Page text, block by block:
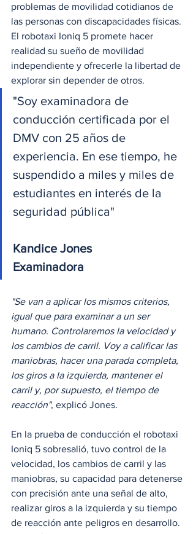
problemas de movilidad cotidianos de
las personas con discapacidades físicas.
El robotaxi Ioniq 5 promete hacer
realidad su sueño de movilidad
independiente y ofrecerle la libertad de
explorar sin depender de otros.
"Soy examinadora de
conducción certificada por el
DMV con 25 años de
experiencia. En ese tiempo, he
suspendido a miles y miles de
estudiantes en interés de la
seguridad pública"
Kandice Jones
Examinadora
"Se van a aplicar los mismos criterios,
igual que para examinar a un ser
humano. Controlaremos la velocidad y
los cambios de carril. Voy a calificar las
maniobras, hacer una parada completa,
los giros a la izquierda, mantener el
carril y, por supuesto, el tiempo de
reacción", explicó Jones.
En la prueba de conducción el robotaxi
Ioniq 5 sobresalió, tuvo control de la
velocidad, los cambios de carril y las
maniobras, su capacidad para detenerse
con precisión ante una señal de alto,
realizar giros a la izquierda y su tiempo
de reacción ante peligros en desarrollo.